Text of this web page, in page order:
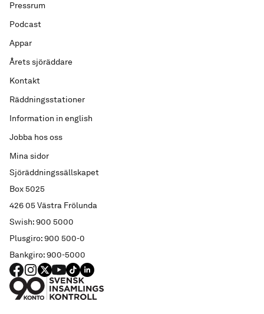
Sjöräddningssällskapet
Box 5025
426 05 Västra Frölunda
Swish: 900 5000
Plusgiro: 900 500-0
Bankgiro: 900-5000
Pressrum
Podcast
Appar
Årets sjöräddare
Kontakt
Räddningsstationer
Information in english
Jobba hos oss
Mina sidor
FACEBOOK
Instagram
X YouTube
TIKTOKLINKED IN